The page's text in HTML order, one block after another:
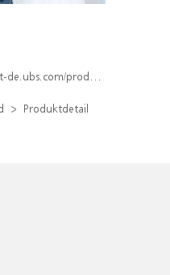
detail/index/isin/DE000WA44NU8
Produktdetail